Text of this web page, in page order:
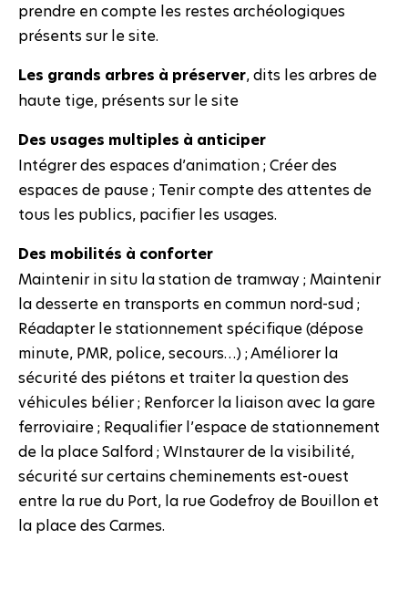
prendre en compte les restes archéologiques
présents sur le site.
Les grands arbres à préserver, dits les arbres de
haute tige, présents sur le site
Des usages multiples à anticiper
Intégrer des espaces d’animation ; Créer des
espaces de pause ; Tenir compte des attentes de
tous les publics, pacifier les usages.
Des mobilités à conforter
Maintenir in situ la station de tramway ; Maintenir
la desserte en transports en commun nord-sud ;
Réadapter le stationnement spécifique (dépose
minute, PMR, police, secours…) ; Améliorer la
sécurité des piétons et traiter la question des
véhicules bélier ; Renforcer la liaison avec la gare
ferroviaire ; Requalifier l’espace de stationnement
de la place Salford ; WInstaurer de la visibilité,
sécurité sur certains cheminements est-ouest
entre la rue du Port, la rue Godefroy de Bouillon et
la place des Carmes.